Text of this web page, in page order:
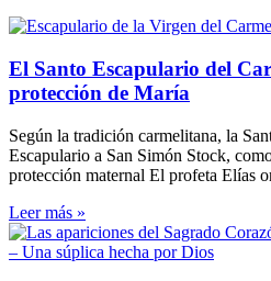
El Santo Escapulario del
protección de María
Según la tradición carmelitana, la
Escapulario a San Simón Stock,
protección maternal El profeta Elías
Leer más »